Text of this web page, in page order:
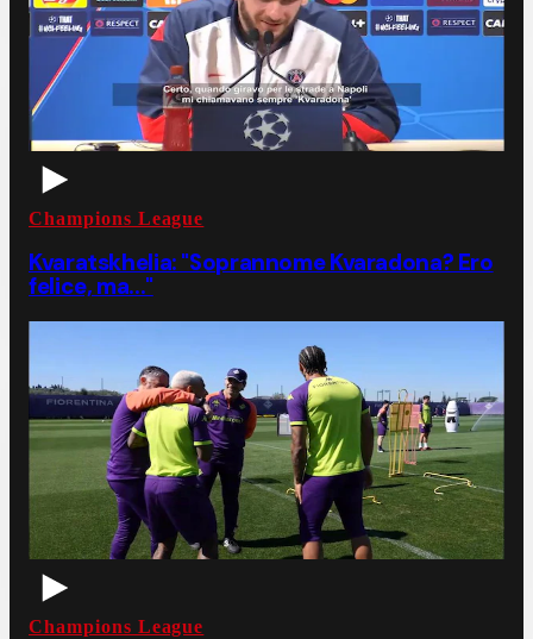
Champions League
Kvaratskhelia: "Soprannome Kvaradona? Ero
felice, ma..."
Champions League